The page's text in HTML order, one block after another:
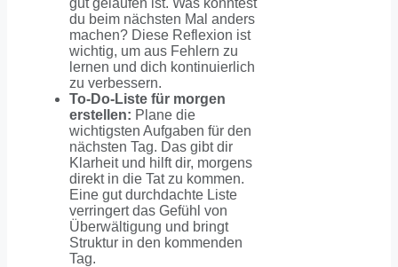
du beim nächsten Mal anders
machen? Diese Reflexion ist
wichtig, um aus Fehlern zu
lernen und dich kontinuierlich
zu verbessern.
To-Do-Liste für morgen
erstellen: Plane die
wichtigsten Aufgaben für den
nächsten Tag. Das gibt dir
Klarheit und hilft dir, morgens
direkt in die Tat zu kommen.
Eine gut durchdachte Liste
verringert das Gefühl von
Überwältigung und bringt
Struktur in den kommenden
Tag.